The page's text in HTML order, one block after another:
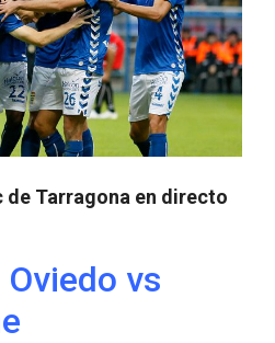
de Tarragona en directo
vs